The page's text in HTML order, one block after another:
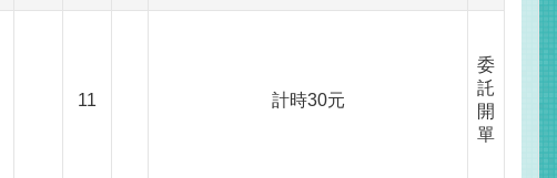
11 計時30元
委
託
開
單